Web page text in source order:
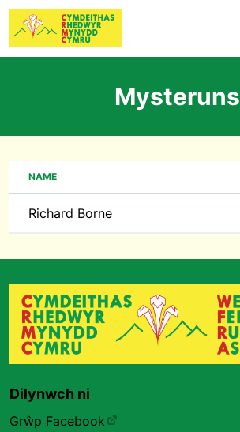
Mysteruns
NAME
Richard Borne
Dilynwch ni
Grŵp Facebook